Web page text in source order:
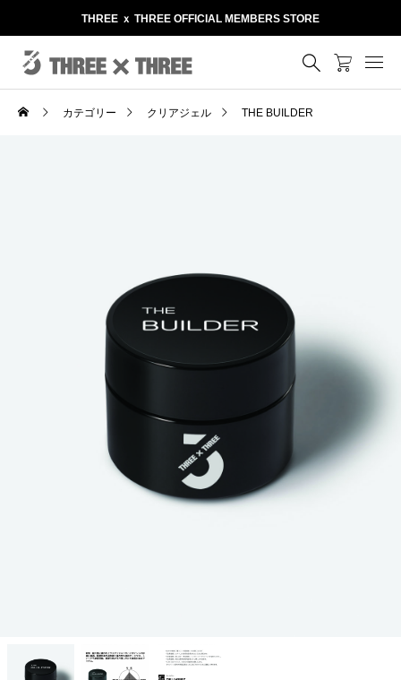
THREE ｘ THREE OFFICIAL MEMBERS STORE
カテゴリー クリアジェル THE BUILDER